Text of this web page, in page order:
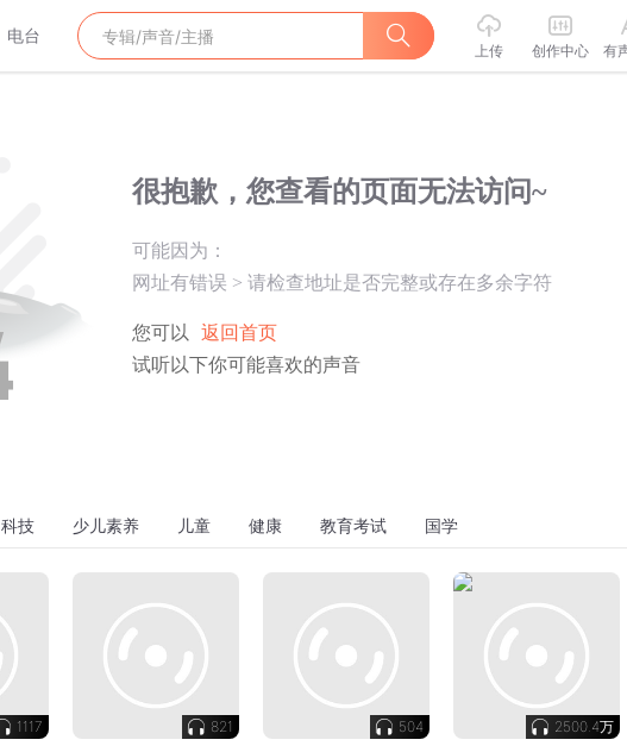
电台
上传 创作中心 有
很抱歉，您查看的页面无法访问~
可能因为：
网址有错误 > 请检查地址是否完整或存在多余字符
您可以
返回首页
试听以下你可能喜欢的声音
科技 少儿素养 儿童 健康 教育考试 国学
1117 821 504 2500.4万